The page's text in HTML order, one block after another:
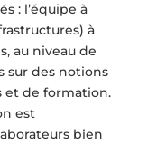
: l’équipe à
à
au niveau de
sur des notions
et de formation.
est
bien